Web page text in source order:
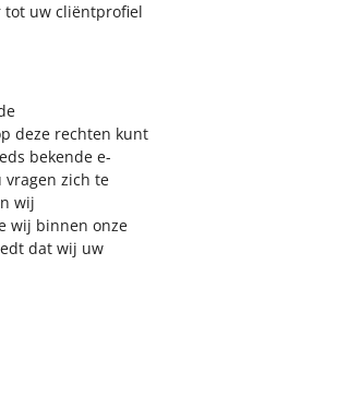
tot uw cliëntprofiel
deze rechten kunt
bekende e-
vragen zich te
wij
wij binnen onze
dat wij uw